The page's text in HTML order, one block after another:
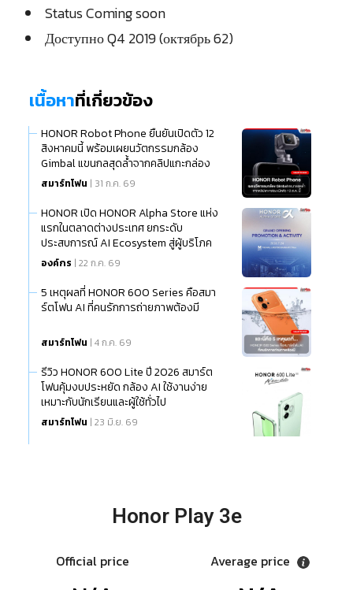
Status Coming soon
Доступно Q4 2019 (октябрь 62)
เนื้อหาที่เกี่ยวข้อง
HONOR Robot Phone ยืนยันเปิดตัว 12
สิงหาคมนี้ พร้อมเผยนวัตกรรมกล้อง
Gimbal แขนกลสุดล้ำจากคลิปแกะกล่อง
สมาร์ทโฟน | 31 ก.ค. 69
HONOR เปิด HONOR Alpha Store แห่ง
แรกในตลาดต่างประเทศ ยกระดับ
ประสบการณ์ AI Ecosystem สู่ผู้บริโภค
ไทย
องค์กร | 22 ก.ค. 69
5 เหตุผลที่ HONOR 600 Series คือสมา
ร์ตโฟน AI ที่คนรักการถ่ายภาพต้องมี
สมาร์ทโฟน | 4 ก.ค. 69
รีวิว HONOR 600 Lite ปี 2026 สมาร์ต
โฟนคุ้มงบประหยัด กล้อง AI ใช้งานง่าย
เหมาะกับนักเรียนและผู้ใช้ทั่วไป
สมาร์ทโฟน | 23 มิ.ย. 69
Honor Play 3e
Official price Average price